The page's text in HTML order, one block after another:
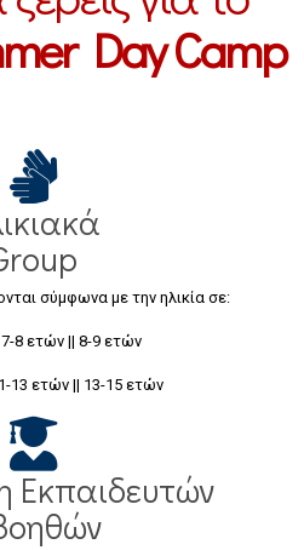
Day Camp
σύμφωνα με την ηλικία σε:
8 ετών || 8-9 ετών
13 ετών || 13-15 ετών
Εκπαιδευτών